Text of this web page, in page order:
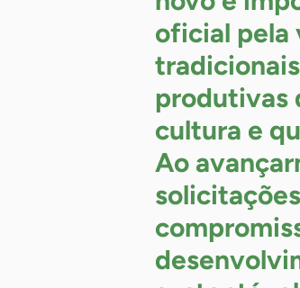
oficial pela
produtivas
cultura e
Ao